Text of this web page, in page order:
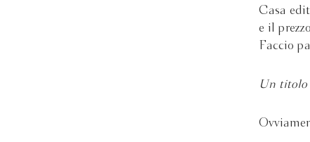
Casa
e il
Faccio
Un titolo